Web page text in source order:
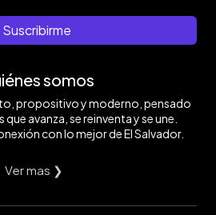
Suscribirme
somos
propositivo y moderno, pensado
que avanza, se reinventa y se une.
con lo mejor de El Salvador.
Ver mas ❯